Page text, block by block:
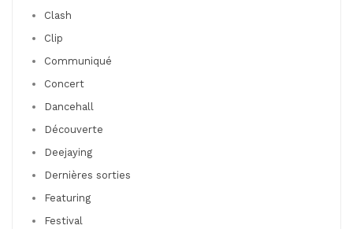
Clash
Clip
Communiqué
Concert
Dancehall
Découverte
Deejaying
Dernières sorties
Featuring
Festival